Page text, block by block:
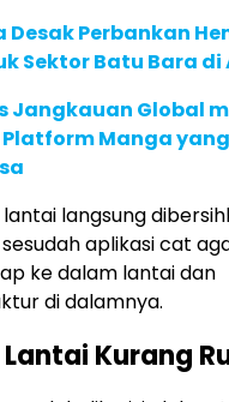
Desak Perbankan
Sektor Batu Bara di
Jangkauan Global
Platform Manga
langsung
aplikasi cat
ke dalam lantai dan
di dalamnya.
Kurang